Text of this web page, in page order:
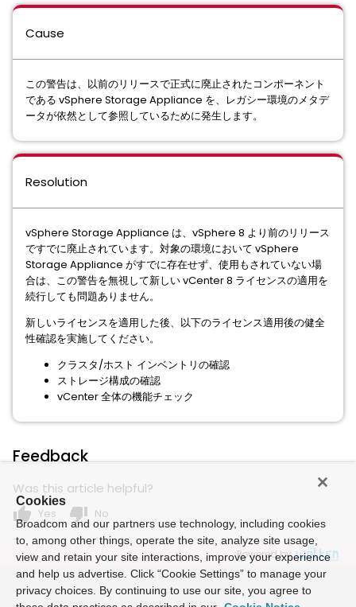
Cause
この警告は、以前のリリースで正式に廃止されたコンポーネント
である vSphere Storage Appliance を、レガシー環境のメタデ
ータが依然として参照しているために発生します。
Resolution
vSphere Storage Appliance は、vSphere 8 より前のリリース
ですでに廃止されています。対象の環境において vSphere
Storage Appliance がすでに存在せず、使用もされていない場
合は、この警告を無視して新しい vCenter 8 ライセンスの適用を
続行しても問題ありません。
新しいライセンスを適用した後、以下のライセンス適用後の健全
性確認を実施してください。
クラスタ/ホスト インベントリの確認
ストレージ構成の確認
vCenter 全体の機能チェック
Feedback
Was this article helpful?
thumb_up Yes thumb_down No
Powered by
Cookies
Broadcom and our partners use technology, including cookies
to, among other things, operate the site, analyze site usage,
view and retain your site interactions, improve your experience
and help us advertise. Click “Cookie Settings” to manage your
privacy choices. By continuing to use our site, you agree to